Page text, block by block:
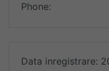
Phone:
Data inregistrare: